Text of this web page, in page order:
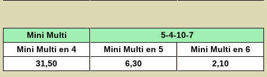
Mini Multi
5-4-10-7
Mini Multi en 4
Mini Multi en 5
Mini Multi en 6
31,50
6,30 2,10